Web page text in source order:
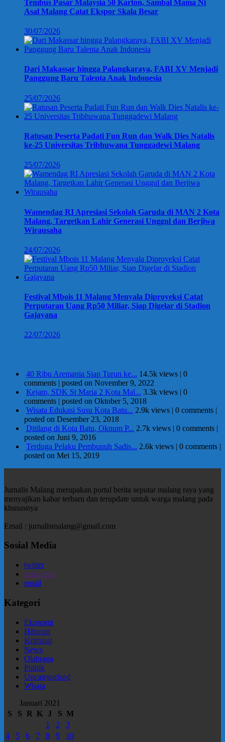
Tembus Pasar Malaysia 50 Karton, Sambal Mama Ni
Asal Malang Catat Ekspor Skala Besar
30/07/2026
Dari Makassar hingga Palangkaraya, FABI XV Menjadi
Panggung Baru Talenta Anak Indonesia
25/07/2026
Ratusan Peserta Padati Fun Run dan Walk Dies Natalis
ke-25 Universitas Tribhuwana Tunggadewi Malang
25/07/2026
Wamendag RI Apresiasi Sekolah Garuda di MAN 2 Kota
Malang, Targetkan Lahir Generasi Unggul dan Berjiwa
Wirausaha
24/07/2026
Festival Mbois 11 Malang Menyala Diproyeksi Catat
Perputaran Uang Rp50 Miliar, Siap Digelar di Stadion
Gajayana
22/07/2026
40 Ribu Aremania Siap Turun ke... 14.5k views | 0
comments | posted on November 9, 2022
Kejam, SDK St Maria 2 Kota Mal... 3.3k views | 0
comments | posted on Oktober 5, 2018
Wisata Edukasi Susu Kota Batu... 2.9k views | 0 comments |
posted on Desember 23, 2018
Ditilang di Kota Batu, Oknum P... 2.7k views | 0 comments |
posted on Juni 9, 2016
Terduga Pelaku Pembunuh Sadis... 2.6k views | 0 comments |
posted on Mei 15, 2019
Jurnalis Malang merupakan portal berita seputar malang raya yang
menyajikan kabar terbaru dan terupdate untuk warga malang pada
khususnya
Email : jurnalismalang@gmail.com
Sosial Media
twitter
instagram
email
Kategori
Ekonomi
Hiburan
Kriminal
News
Olahraga
Politik
Uncategorized
Wisata
Januari 2021
S
S R K J S M
1
2
3
4
5 6 7 8 9 10